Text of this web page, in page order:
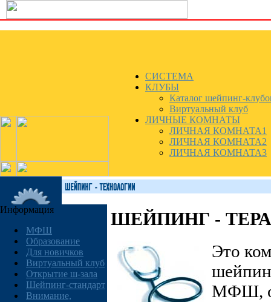
СИСТЕМА
КЛУБЫ
Каталог шейпинг-
Виртуальный клуб
ЛИЧНЫЕ КОМНАТЫ
ЛИЧНАЯ КОМНАТА1
ЛИЧНАЯ КОМНАТА2
ЛИЧНАЯ КОМНАТА3
Информация
МФШ
Образование
Для новичков
Виртуальный клуб
Открытие ш-зала
Шейпинг-стандарт
Внимание,
ШЕЙПИНГ -
Это
МФШ,